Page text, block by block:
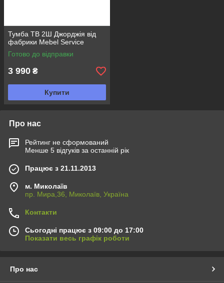
Тумба ТВ 2Ш Джорджія від
фабрики Mebel Service
Готово до відправки
3 990 ₴
Купити
Про нас
Рейтинг не сформований
Менше 5 відгуків за останній рік
Працює з 21.11.2013
м. Миколаїв
пр. Мира,36, Миколаїв, Україна
Контакти
Сьогодні працює з 09:00 до 17:00
Показати весь графік роботи
Про нас